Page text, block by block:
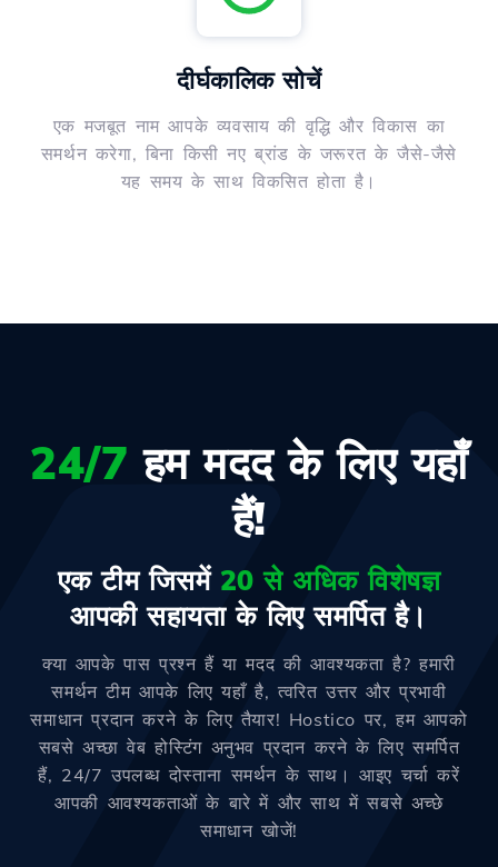
दीर्घकालिक सोचें
एक मजबूत नाम आपके व्यवसाय की वृद्धि और विकास का
समर्थन करेगा, बिना किसी नए ब्रांड के जरूरत के जैसे-जैसे
यह समय के साथ विकसित होता है।
24/7 हम मदद के लिए यहाँ
हैं!
एक टीम जिसमें 20 से अधिक विशेषज्ञ
आपकी सहायता के लिए समर्पित है।
क्या आपके पास प्रश्न हैं या मदद की आवश्यकता है? हमारी
समर्थन टीम आपके लिए यहाँ है, त्वरित उत्तर और प्रभावी
समाधान प्रदान करने के लिए तैयार! Hostico पर, हम आपको
सबसे अच्छा वेब होस्टिंग अनुभव प्रदान करने के लिए समर्पित
हैं, 24/7 उपलब्ध दोस्ताना समर्थन के साथ। आइए चर्चा करें
आपकी आवश्यकताओं के बारे में और साथ में सबसे अच्छे
समाधान खोजें!